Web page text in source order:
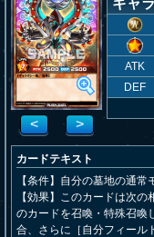
< >
ギャ
ATK
DEF
カードテキスト
【条件】自分の墓地の通
【効果】このカードは次
のカードを召喚・特殊召喚
合、さらに［自分フィール